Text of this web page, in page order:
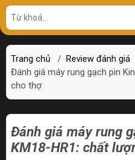
Trang chủ / Review đánh giá
Đánh giá máy rung gạch pin
cho thợ
Đánh giá máy rung
KM18-HR1: chất